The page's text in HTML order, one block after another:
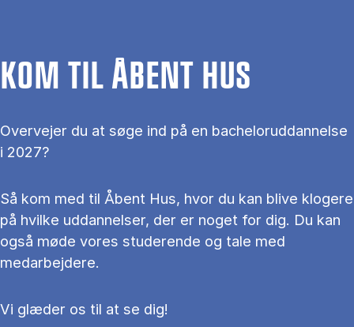
KOM TIL ÅBENT HUS
Overvejer du at søge ind på en bacheloruddannelse
i 2027?
Så kom med til Åbent Hus, hvor du kan blive klogere
på hvilke uddannelser, der er noget for dig. Du kan
også møde vores studerende og tale med
medarbejdere.
Vi glæder os til at se dig!